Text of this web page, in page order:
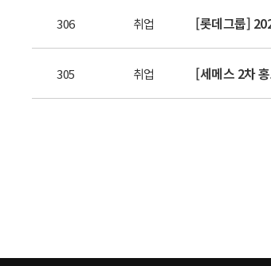
306 취업 [롯데그룹]
305 취업 [세메스 2차